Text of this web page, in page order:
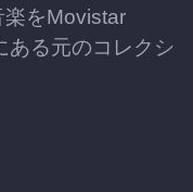
をMovistar
ある元のコレクシ